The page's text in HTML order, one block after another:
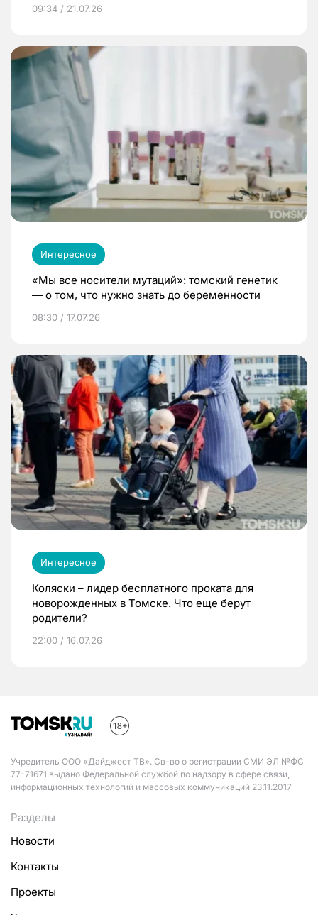
09:34 / 21.07.26
Интересное
«Мы все носители мутаций»: томский генетик
— о том, что нужно знать до беременности
08:30 / 17.07.26
Интересное
Коляски – лидер бесплатного проката для
новорожденных в Томске. Что еще берут
родители?
22:00 / 16.07.26
Учредитель ООО «Дайджест ТВ». Св-во о регистрации СМИ ЭЛ №ФС
77-71671 выдано Федеральной службой по надзору в сфере связи,
информационных технологий и массовых коммуникаций 23.11.2017
Разделы
Новости
Контакты
Проекты